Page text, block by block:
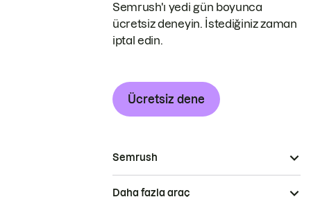
Semrush'ı yedi gün boyunca
ücretsiz deneyin. İstediğiniz zaman
iptal edin.
Ücretsiz dene
Semrush
Daha fazla araç